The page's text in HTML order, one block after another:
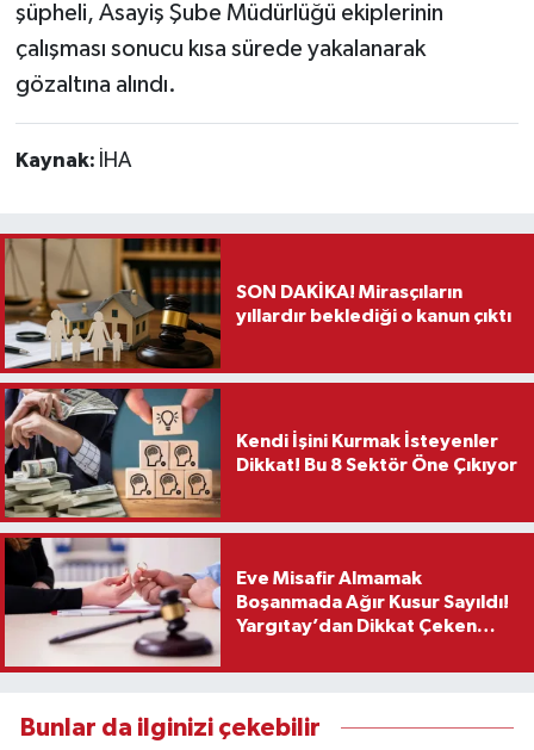
şüpheli, Asayiş Şube Müdürlüğü ekiplerinin
çalışması sonucu kısa sürede yakalanarak
gözaltına alındı.
Kaynak: İHA
SON DAKİKA! Mirasçıların
yıllardır beklediği o kanun çıktı
Kendi İşini Kurmak İsteyenler
Dikkat! Bu 8 Sektör Öne Çıkıyor
Eve Misafir Almamak
Boşanmada Ağır Kusur Sayıldı!
Yargıtay’dan Dikkat Çeken
Bunlar da ilginizi çekebilir